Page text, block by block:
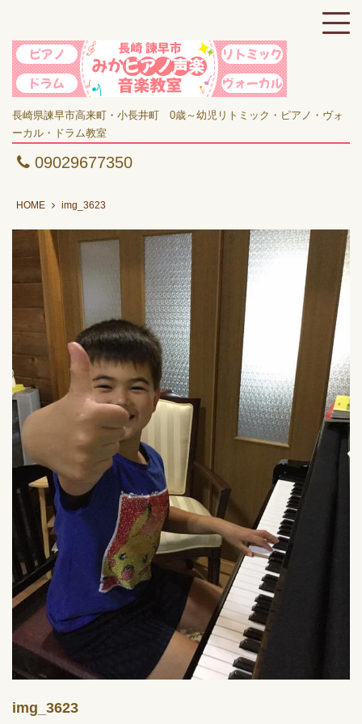
長崎県諫早市高来町・小長井町 0歳～幼児リトミック・ピアノ・ヴォ
ーカル・ドラム教室
09029677350
HOME img_3623
img_3623